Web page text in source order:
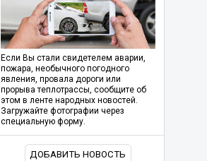
Если Вы стали свидетелем аварии,
пожара, необычного погодного
явления, провала дороги или
прорыва теплотрассы, сообщите об
этом в ленте народных новостей.
Загружайте фотографии через
специальную форму.
ДОБАВИТЬ НОВОСТЬ